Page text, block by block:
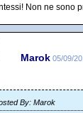
Non ne sono
Marok 05/09/
By: Marok